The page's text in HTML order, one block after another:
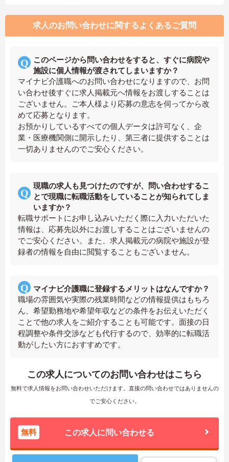
求人のお問い合わせに関するよくあるご質問
このページから問い合わせをすると、すぐに病院や
施設に個人情報が渡されてしまいますか？
マイナビ介護職へのお問い合わせになりますので、お問
い合わせ後すぐに求人掲載元へ情報をお渡しすることは
ございません。ご本人様より応募の意志を伺ってから改
めて応募となります。
お預かりしているすべての個人データは許可なく、企
業・医療機関側に開示したり、第三者に提供することは
一切ありませんのでご安心ください。
現職の求人も見つけたのですが、問い合わせするこ
とで現職に転職活動をしていることが知られてしま
いますか？
転職サポートにお申し込みいただく際に入力いただいた
情報は、応募先以外にお渡しすることはございませんの
でご安心ください。また、求人掲載元の病院や施設が登
録者の情報を自由に閲覧することもございません。
マイナビ介護職に登録するメリットはなんですか？
職場の雰囲気や実際の残業時間などの情報提供はもちろ
ん、希望勤務地や希望年収などの条件をお伝えいただく
ことで他の求人をご紹介することも可能です。面接の日
程調整や条件交渉なども代行するので、効率的に転職活
動がしたい方におすすめです。
この求人についてのお問い合わせはこちら
無料で求人情報をお問い合わせいただけます。直接の問い合わせではありませんの
でご安心ください。
無料 この求人に問い合わせる